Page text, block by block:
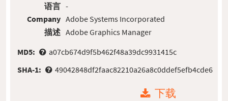
语言
Company
描述
-
Adobe Systems Incorporated
Adobe Graphics Manager
MD5:
a07cb674d9f5b462f48a39dc9931415c
SHA-1:
49042848df2faac82210a26a8c0ddef5efb4cde6
下载